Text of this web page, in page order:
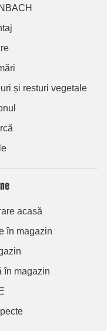
și resturi vegetale
acasă
în magazin
în magazin